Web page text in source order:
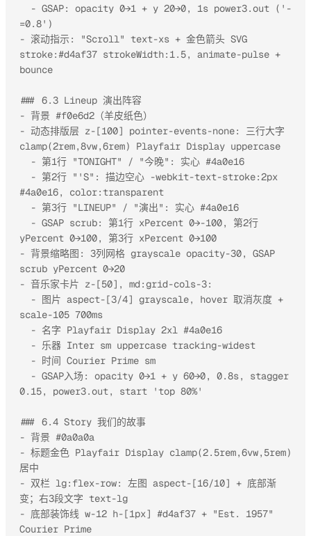
=0.8')
- 滚动指示: "Scroll" text-xs + 金色箭头 SVG
stroke:#d4af37 strokeWidth:1.5, animate-pulse +
bounce
### 6.3 Lineup 演出阵容
- 背景 #f0e6d2（羊皮纸色）
- 动态排版层 z-[100] pointer-events-none: 三行大字
clamp(2rem,8vw,6rem) Playfair Display uppercase
#4a0e16, color:transparent
yPercent 0→100, 第3行 xPercent 0→100
- 背景缩略图: 3列网格 grayscale opacity-30, GSAP
scrub yPercent 0→20
- 音乐家卡片 z-[50], md:grid-cols-3:
scale-105 700ms
0.15, power3.out, start 'top 80%'
### 6.4 Story 我们的故事
- 背景 #0a0a0a
- 标题金色 Playfair Display clamp(2.5rem,6vw,5rem)
居中
- 双栏 lg:flex-row: 左图 aspect-[16/10] + 底部渐
变；右3段文字 text-lg
- 底部装饰线 w-12 h-[1px] #d4af37 + "Est. 1957"
Courier Prime